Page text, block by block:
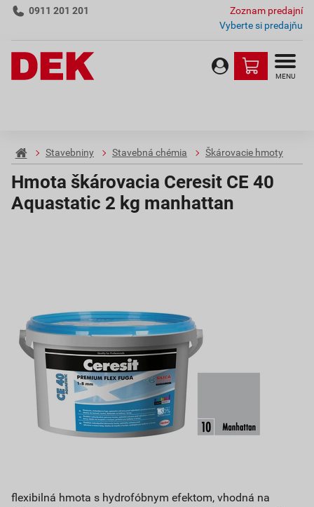
0911 201 201
Zoznam predajní
Vyberte si predajňu
MENU
Stavebniny Stavebná chémia Škárovacie hmoty
Hmota škárovacia Ceresit CE 40
Aquastatic 2 kg manhattan
flexibilná hmota s hydrofóbnym efektom, vhodná na